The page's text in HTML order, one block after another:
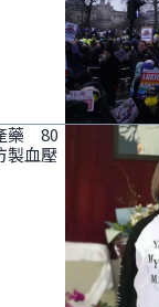
藥 80
製血壓